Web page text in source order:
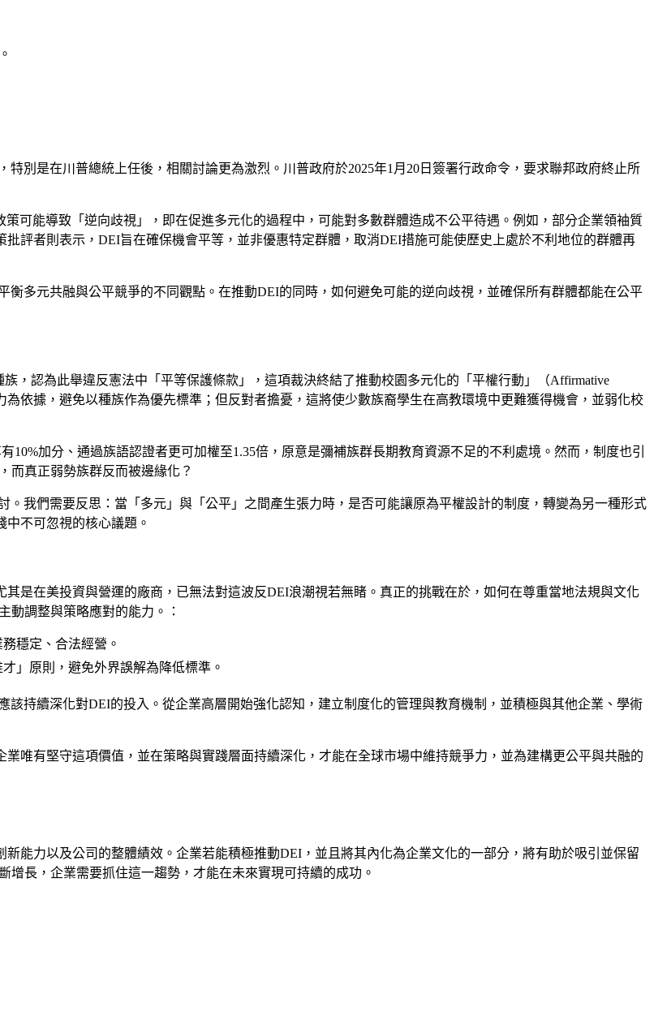
別是在川普總統上任後，相關討論更為激烈。​川普政府於2025年1月20日簽署行政命令，要求聯邦政府終止所
可能導致「逆向歧視」，即在促進多元化的過程中，可能對多數群體造成不公平待遇。​例如，部分企業領袖質
評者則表示，DEI旨在確保機會平等，並非優惠特定群體，取消DEI措施可能使歷史上處於不利地位的群體再
多元共融與公平競爭的不同觀點。​在推動DEI的同時，如何避免可能的逆向歧視，並確保所有群體都能在公平
，認為此舉違反憲法中「平等保護條款」，這項裁決終結了推動校園多元化的「平權行動」（Affirmative
依據，避免以種族作為優先標準；但反對者擔憂，這將使少數族裔學生在高教環境中更難獲得機會，並弱化校
加分、通過族語認證者更可加權至1.35倍，原意是彌補族群長期教育資源不足的不利處境。然而，制度也引
真正弱勢族群反而被邊緣化？
我們需要反思：當「多元」與「公平」之間產生張力時，是否可能讓原為平權設計的制度，轉變為另一種形式
不可忽視的核心議題。
是在美投資與營運的廠商，已無法對這波反DEI浪潮視若無睹。真正的挑戰在於，如何在尊重當地法規與文化
動調整與策略應對的能力。：
穩定、合法經營。
」原則，避免外界誤解為降低標準。
持續深化對DEI的投入。從企業高層開始強化認知，建立制度化的管理與教育機制，並積極與其他企業、學術
唯有堅守這項價值，並在策略與實踐層面持續深化，才能在全球市場中維持競爭力，並為建構更公平與共融的
能力以及公司的整體績效。企業若能積極推動DEI，並且將其內化為企業文化的一部分，將有助於吸引並保留
長，企業需要抓住這一趨勢，才能在未來實現可持續的成功。